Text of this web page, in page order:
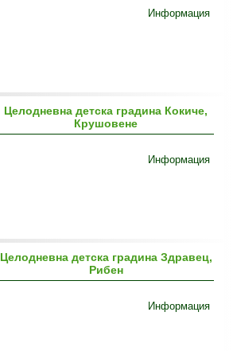
Информация
Целодневна детска градина Кокиче,
Крушовене
Информация
Целодневна детска градина Здравец,
Рибен
Информация